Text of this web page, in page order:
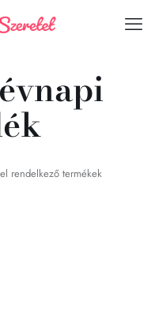
rendelkező termékek